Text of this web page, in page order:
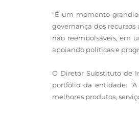
"É um momento
governança dos
não reembolsáveis, em
apoiando políticas e
O Diretor Substituto de
portfólio da entidade.
melhores produtos,